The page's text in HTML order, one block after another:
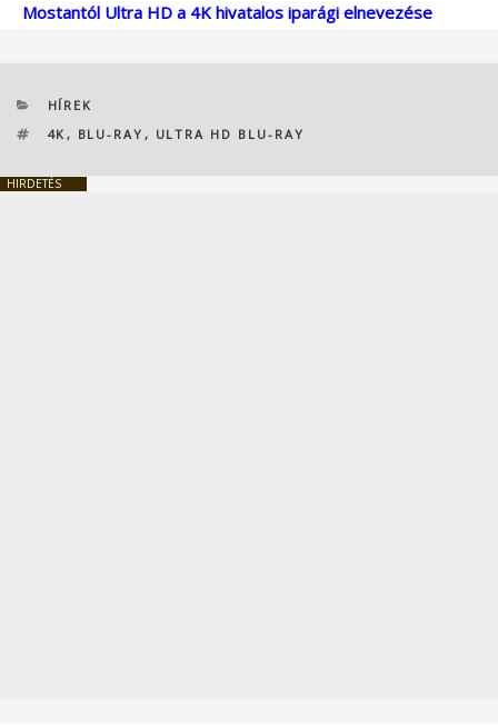
Mostantól Ultra HD a 4K hivatalos iparági elnevezése
KATEGÓRIÁK
HÍREK
CÍMKÉK
4K , BLU-RAY , ULTRA HD BLU-RAY
HIRDETÉS